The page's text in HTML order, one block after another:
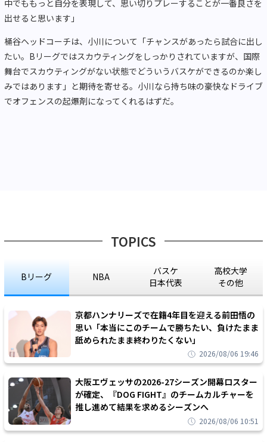
中でももっと自分を表現して、思い切りプレーすることが一番良さを
出せると思います」
桶谷ヘッドコーチは、小川について「チャンスがあったら試合に出し
たい。Bリーグではスカウティングをしっかりされていますが、国際
舞台でスカウティングがない状態でどういうバスケができるのか楽し
みではあります」と期待を寄せる。小川なら持ち味の豪快なドライブ
でオフェンスの起爆剤になってくれるはずだ。
TOPICS
Bリーグ NBA
バスケ
日本代表
高校大学
その他
京都ハンナリーズで在籍4年目を迎える前田悟の
思い「本当にこのチームで勝ちたい、負けたまま
舐められたまま終わりたくない」
2026/08/06 19:46
大阪エヴェッサの2026-27シーズン開幕ロスター
が確定、『DOG FIGHT』のチームカルチャーを
推し進めて結果を求めるシーズンへ
2026/08/06 10:51